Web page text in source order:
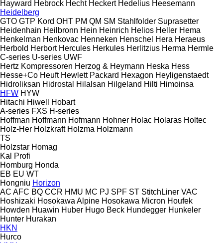
Hayward Hebrock Hecht Heckert Hedelius Heesemann
Heidelberg
GTO GTP Kord OHT PM QM SM Stahlfolder Suprasetter
Heidenhain Heilbronn Hein Heinrich Helios Heller Hema
Henkelman Henkovac Henneken Henschel Hera Heraeus
Herbold Herbort Hercules Herkules Herlitzius Herma Hermle
C-series U-series UWF
Hertz Kompressoren Herzog & Heymann Heska Hess
Hesse+Co Heuft Hewlett Packard Hexagon Heyligenstaedt
Hidroliksan Hidrostal Hilalsan Hilgeland Hilti Himoinsa
HFW HYW
Hitachi Hiwell
Hobart
A-series FXS H-series
Hoffman Hoffmann Hofmann Hohner Holac Holaras Holtec
Holz-Her Holzkraft Holzma Holzmann
TS
Holzstar Homag
Kal
Profi
Homburg Honda
EB EU WT
Hongniu Horizon
AC AFC BQ CCR HMU MC PJ SPF ST StitchLiner VAC
Hoshizaki Hosokawa Alpine Hosokawa Micron Houfek
Howden Huawin Huber Hugo Beck Hundegger Hunkeler
Hunter Hurakan
HKN
Hurco